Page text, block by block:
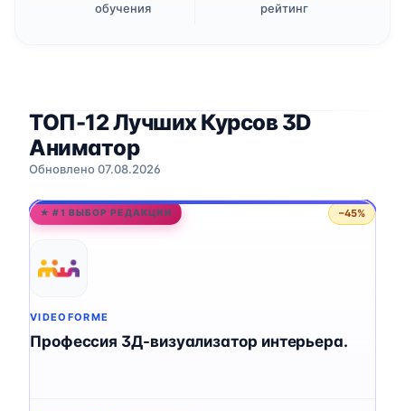
обучения
рейтинг
ТОП-12 Лучших Курсов 3D
Аниматор
Обновлено 07.08.2026
★ #1 ВЫБОР РЕДАКЦИИ −45%
VIDEOFORME
Профессия 3Д-визуализатор интерьера.